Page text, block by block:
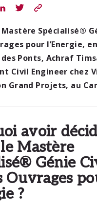
Spécialisé®
pour l’Energie,
des Ponts, Achraf
Civil Engineer chez
Grand Projets, au
avoir
Mastère
Génie
Ouvrages
?